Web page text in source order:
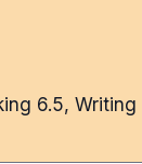
6.5, Writing